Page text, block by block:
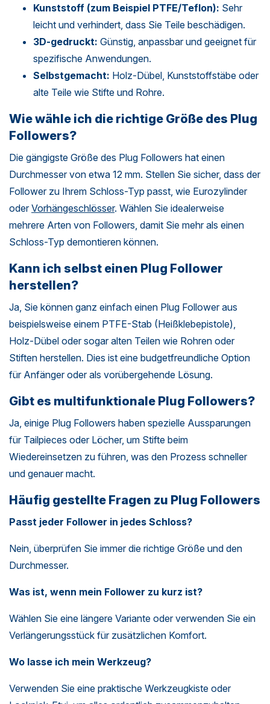
Kunststoff (zum Beispiel PTFE/Teflon): Sehr
leicht und verhindert, dass Sie Teile beschädigen.
3D-gedruckt: Günstig, anpassbar und geeignet für
spezifische Anwendungen.
Selbstgemacht: Holz-Dübel, Kunststoffstäbe oder
alte Teile wie Stifte und Rohre.
Wie wähle ich die richtige Größe des Plug
Followers?
Die gängigste Größe des Plug Followers hat einen
Durchmesser von etwa 12 mm. Stellen Sie sicher, dass der
Follower zu Ihrem Schloss-Typ passt, wie Eurozylinder
oderVorhängeschlösser. Wählen Sie idealerweise
mehrere Arten von Followers, damit Sie mehr als einen
Schloss-Typ demontieren können.
Kann ich selbst einen Plug Follower
herstellen?
Ja, Sie können ganz einfach einen Plug Follower aus
beispielsweise einem PTFE-Stab (Heißklebepistole),
Holz-Dübel oder sogar alten Teilen wie Rohren oder
Stiften herstellen. Dies ist eine budgetfreundliche Option
für Anfänger oder als vorübergehende Lösung.
Gibt es multifunktionale Plug Followers?
Ja, einige Plug Followers haben spezielle Aussparungen
für Tailpieces oder Löcher, um Stifte beim
Wiedereinsetzen zu führen, was den Prozess schneller
und genauer macht.
Häufig gestellte Fragen zu Plug Followers
Passt jeder Follower in jedes Schloss?
Nein, überprüfen Sie immer die richtige Größe und den
Durchmesser.
Was ist, wenn mein Follower zu kurz ist?
Wählen Sie eine längere Variante oder verwenden Sie ein
Verlängerungsstück für zusätzlichen Komfort.
Wo lasse ich mein Werkzeug?
Verwenden Sie eine praktische Werkzeugkiste oder